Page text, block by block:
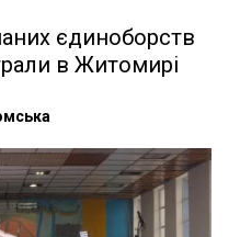
єдиноборств
в Житомирі